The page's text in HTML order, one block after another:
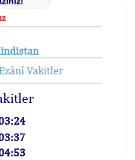
Ezânî Vakitler